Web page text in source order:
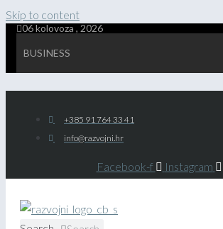
Skip to content
06 kolovoza , 2026
BUSINESS
+385 91 764 33 41
info@razvojni.hr
Facebook-f Instagram